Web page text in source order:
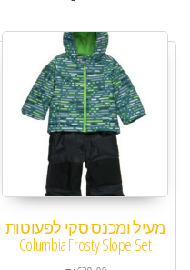
מעיל ומכנס סקי לפעוטות
Columbia Frosty Slope Set